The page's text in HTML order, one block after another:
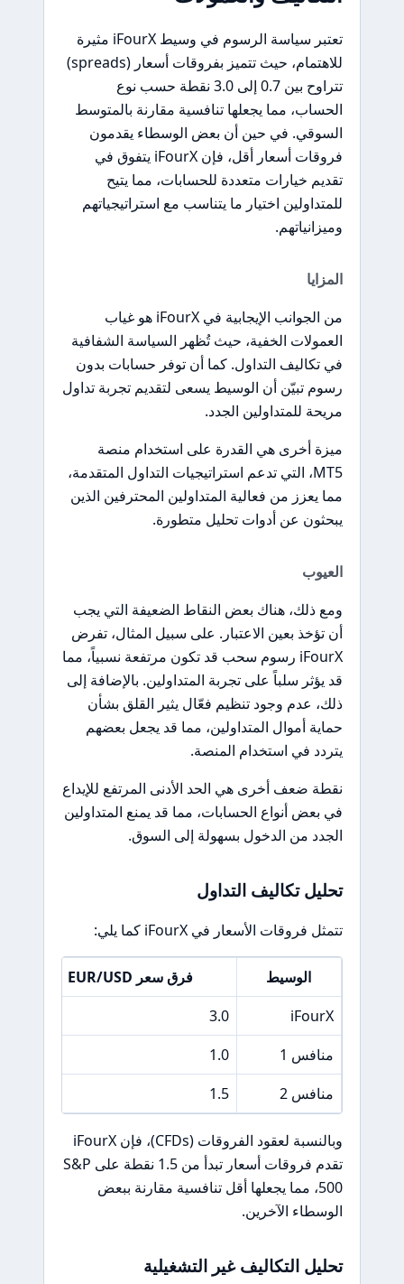
تعتبر سياسة الرسوم في وسيط iFourX مثيرة
للاهتمام، حيث تتميز بفروقات أسعار (spreads)
تتراوح بين 0.7 إلى 3.0 نقطة حسب نوع
الحساب، مما يجعلها تنافسية مقارنة بالمتوسط
السوقي. في حين أن بعض الوسطاء يقدمون
فروقات أسعار أقل، فإن iFourX يتفوق في
تقديم خيارات متعددة للحسابات، مما يتيح
للمتداولين اختيار ما يتناسب مع استراتيجياتهم
وميزانياتهم.
المزايا
من الجوانب الإيجابية في iFourX هو غياب
العمولات الخفية، حيث تُظهر السياسة الشفافية
في تكاليف التداول. كما أن توفر حسابات بدون
رسوم تبيّن أن الوسيط يسعى لتقديم تجربة تداول
مريحة للمتداولين الجدد.
ميزة أخرى هي القدرة على استخدام منصة
MT5، التي تدعم استراتيجيات التداول المتقدمة،
مما يعزز من فعالية المتداولين المحترفين الذين
يبحثون عن أدوات تحليل متطورة.
العيوب
ومع ذلك، هناك بعض النقاط الضعيفة التي يجب
أن تؤخذ بعين الاعتبار. على سبيل المثال، تفرض
iFourX رسوم سحب قد تكون مرتفعة نسبياً، مما
قد يؤثر سلباً على تجربة المتداولين. بالإضافة إلى
ذلك، عدم وجود تنظيم فعّال يثير القلق بشأن
حماية أموال المتداولين، مما قد يجعل بعضهم
يتردد في استخدام المنصة.
نقطة ضعف أخرى هي الحد الأدنى المرتفع للإيداع
في بعض أنواع الحسابات، مما قد يمنع المتداولين
الجدد من الدخول بسهولة إلى السوق.
تحليل تكاليف التداول
تتمثل فروقات الأسعار في iFourX كما يلي:
الوسيط
فرق سعر EUR/USD
iFourX
3.0
منافس 1
1.0
منافس 2
1.5
وبالنسبة لعقود الفروقات (CFDs)، فإن iFourX
تقدم فروقات أسعار تبدأ من 1.5 نقطة على S&P
500، مما يجعلها أقل تنافسية مقارنة ببعض
الوسطاء الآخرين.
تحليل التكاليف غير التشغيلية